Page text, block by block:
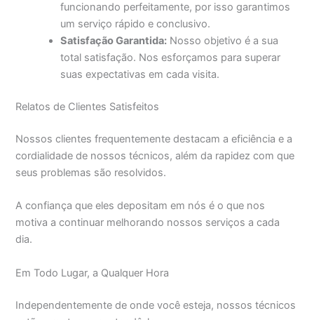
funcionando perfeitamente, por isso garantimos
um serviço rápido e conclusivo.
Satisfação Garantida: Nosso objetivo é a sua
total satisfação. Nos esforçamos para superar
suas expectativas em cada visita.
Relatos de Clientes Satisfeitos
Nossos clientes frequentemente destacam a eficiência e a
cordialidade de nossos técnicos, além da rapidez com que
seus problemas são resolvidos.
A confiança que eles depositam em nós é o que nos
motiva a continuar melhorando nossos serviços a cada
dia.
Em Todo Lugar, a Qualquer Hora
Independentemente de onde você esteja, nossos técnicos